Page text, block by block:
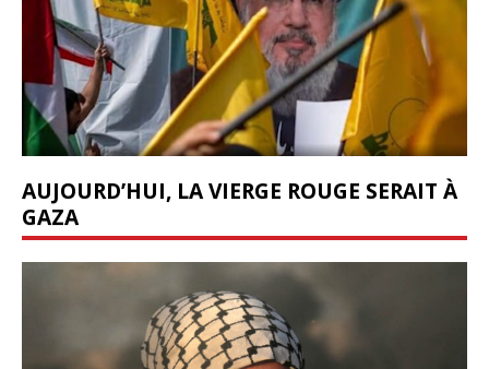
AUJOURD’HUI, LA VIERGE ROUGE SERAIT À
GAZA